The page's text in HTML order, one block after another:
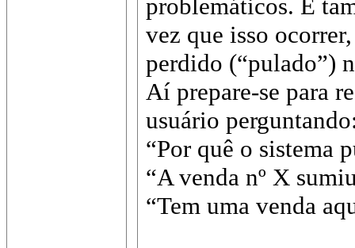
problemáticos. E
vez que isso
perdido (“pulado”)
Aí prepare-se para
usuário
“Por quê o sistema
“A venda nº X
“Tem uma venda